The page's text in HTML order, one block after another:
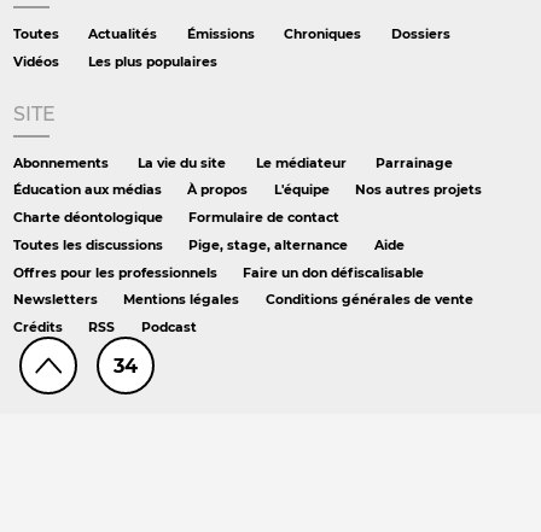
34
Toutes Actualités Émissions Chroniques
Dossiers
Vidéos
Les plus populaires
SITE
Abonnements La vie du site Le médiateur
Parrainage
Éducation aux médias
À propos L'équipe
Nos autres projets
Charte déontologique
Formulaire de contact
Toutes les discussions
Pige, stage, alternance
Aide
Offres pour les professionnels
Faire un don défiscalisable
Newsletters
Mentions légales
Conditions générales de vente
Crédits
RSS Podcast